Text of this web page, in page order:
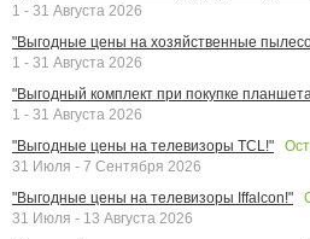
1 - 31 Августа 2026
"Выгодные цены на хозяйственные
1 - 31 Августа 2026
"Выгодный комплект при покупке
1 - 31 Августа 2026
"Выгодные цены на телевизоры TCL!"
31 Июля - 7 Сентября 2026
"Выгодные цены на телевизоры Iffalcon!"
31 Июля - 13 Августа 2026